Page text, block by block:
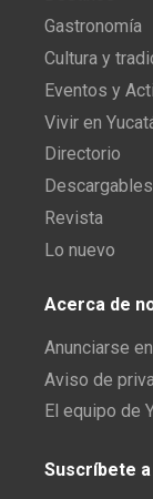
Gastronomía
Cultura y
Eventos y
Vivir en
Directorio
Descargables
Revista
Lo nuevo
Acerca de
Anunciarse
Aviso de
El equipo de
Suscríbete